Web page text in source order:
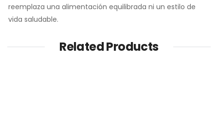
reemplaza una alimentación equilibrada ni un estilo de
vida saludable.
Related Products